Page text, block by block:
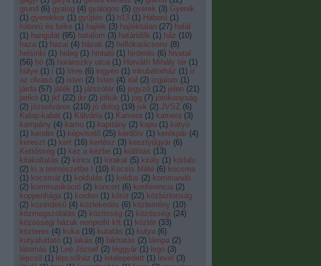
grund (6) gyalog (4) gyalogos (5) gyerek (3) Gyerek
(1) gyerekkor (1) gyűjtés (1) h13 (1) Háború (1)
háború és béke (1) hajlék (3) hajléktalan (27) halál
(1) hangulat (95) hatalom (3) határidők (1) ház (10)
haza (1) hazai (4) házak (2) hellókarácsony (8)
helsinki (1) hideg (1) hintaló (1) hirdetés (6) hivatal
(56) hó (3) horánszky utca (1) Horváth Mihály tér (1)
hülye (1) i (1) Imre (6) ingyen (1) inkubátorház (1) ír
az olvasó (2) isten (2) Isten (4) ital (2) izgalom (1)
járda (57) játék (1) játszótér (6) jegyző (12) jelen (21)
jerikó (1) jkf (22) jkr (2) jófiúk (1) jog (7) jótékonyság
(2) józsefváros (210) jó dolog (19) jvk (2) JVSZ (6)
Kalap-kabát (1) Kálvária (1) Kamera (1) kamera (3)
kampány (4) kamu (1) kapitány (2) kapu (1) kátyú
(1) kender (1) képviselő (25) kérdőív (1) kerékpár (4)
kereszt (1) kert (16) kertész (3) kesztyűgyár (6)
Kettősség (1) kéz a kézbe (1) kiállítás (13)
kilakoltatás (2) kincs (1) kirakat (5) király (1) kisfalu
(2) ki a természetbe ! (10) Kocsis Máté (6) kocsma
(1) kocsmát (1) koldulás (1) koldus (2) kommandó
(2) kommunikáció (2) koncert (6) konferencia (2)
koppenhága (1) kordon (1) körút (22) közbiztonság
(2) közérdekű (4) közlekedés (6) közlemény (10)
közmegszólalás (2) közösség (2) közösségi (24)
közösségi házak nonprofit kft (1) köztér (33)
közteres (4) kuka (19) kutatás (1) kutya (6)
kutyafuttató (1) lakás (8) lakhatás (2) lámpa (2)
látomás (1) Leé József (2) léggyár (1) lego (3)
lépcső (1) lépcsőház (1) letelepedett (1) levél (3)